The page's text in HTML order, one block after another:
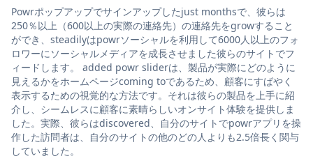
Powrポップアップでサインアップしたjust monthsで、彼らは
250％以上（600以上の実際の連絡先）の連絡先をgrowすること
ができ、steadilyはpowrソーシャルを利用して6000人以上のフォ
ロワーにソーシャルメディアを成長させました彼らのサイトでフ
ィードします。 added powr sliderは、製品が実際にどのように
見えるかをホームページcoming toであるため、顧客にすばやく
表示するための視覚的な方法です。それは彼らの製品を上手に紹
介し、シームレスに顧客に素晴らしいオンサイト体験を提供しま
した。実際、彼らはdiscovered、自分のサイトでpowrアプリを操
作した訪問者は、自分のサイトの他のどの人よりも2.5倍長く関与
していました。